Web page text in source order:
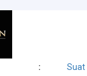
: Suat